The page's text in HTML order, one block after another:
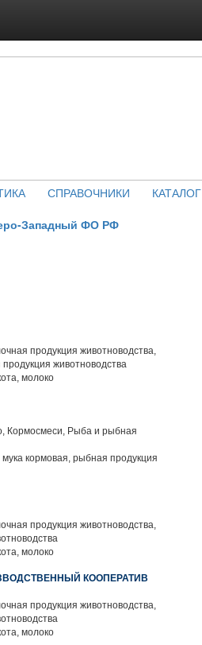
СПРАВОЧНИКИ КАТАЛОГ
Западный ФО РФ
продукция животноводства,
животноводства
молоко
Кормосмеси, Рыба и рыбная
кормовая, рыбная продукция
продукция животноводства,
молоко
КООПЕРАТИВ
продукция животноводства,
молоко